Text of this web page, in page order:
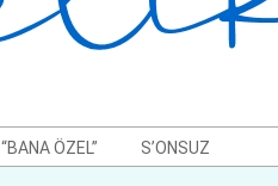
“BANA ÖZEL” S’ONSUZ